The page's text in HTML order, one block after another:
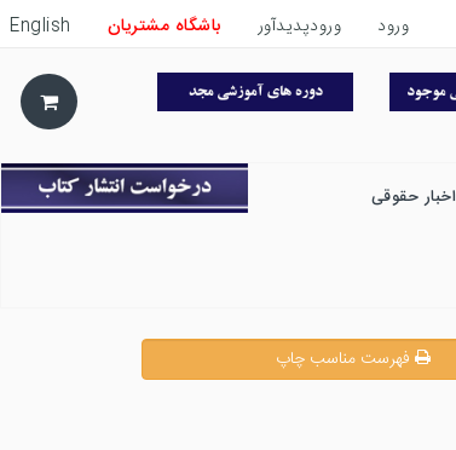
ورود ورودپدیدآور باشگاه مشتریان English
اخبار حقوقی
فهرست مناسب چاپ